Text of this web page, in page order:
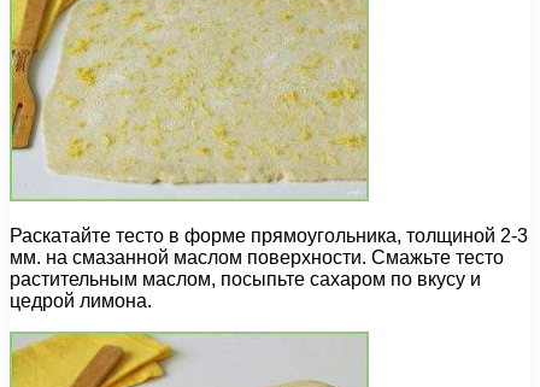
Раскатайте тесто в форме прямоугольника, толщиной 2-3
мм. на смазанной маслом поверхности. Смажьте тесто
растительным маслом, посыпьте сахаром по вкусу и
цедрой лимона.